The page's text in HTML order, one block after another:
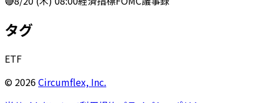
タグ
ETF
© 2026Circumflex, Inc.